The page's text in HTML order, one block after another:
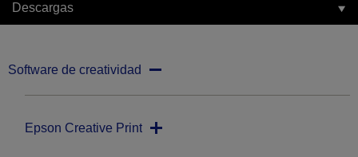
Descargas
Software de creatividad
Epson Creative Print